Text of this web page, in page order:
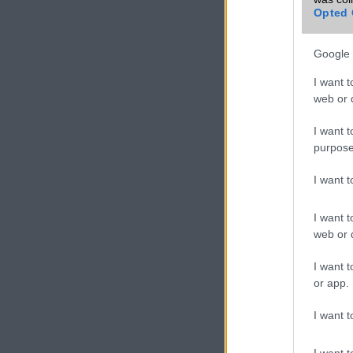
Opted
Google
I want
web or
I want
I want
I want
web or
I want
or app.
I want
További